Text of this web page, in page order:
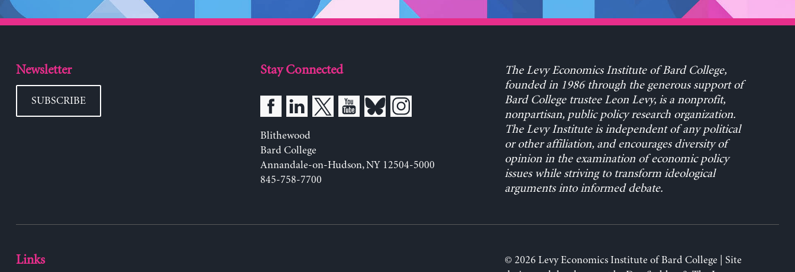
Newsletter
SUBSCRIBE
Stay Connected
Blithewood
Bard College
Annandale-on-Hudson, NY 12504-5000
845-758-7700
The Levy Economics Institute of Bard College,
founded in 1986 through the generous support of
Bard College trustee Leon Levy, is a nonprofit,
nonpartisan, public policy research organization.
The Levy Institute is independent of any political
or other affiliation, and encourages diversity of
opinion in the examination of economic policy
issues while striving to transform ideological
arguments into informed debate.
Links
© 2026 Levy Economics Institute of Bard College | Site